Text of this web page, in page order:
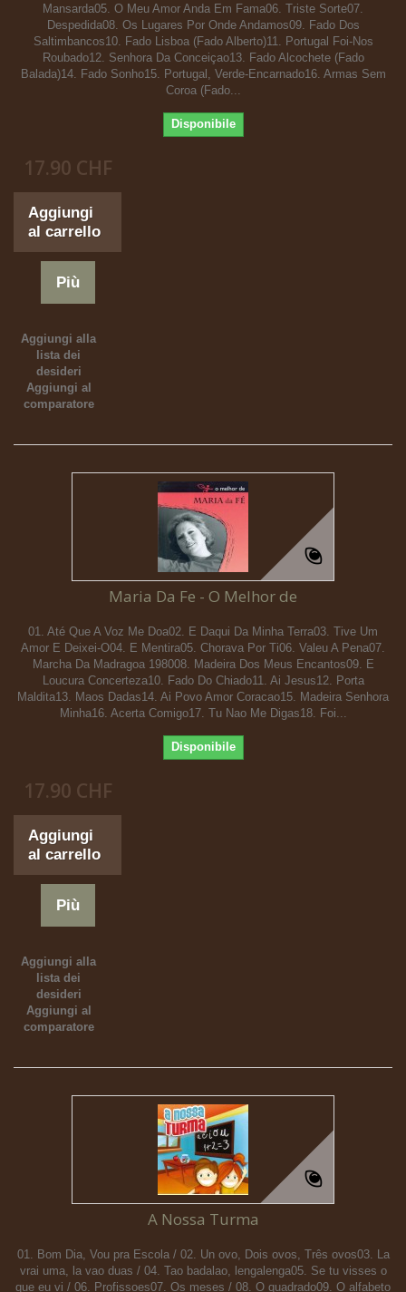
Mansarda05. O Meu Amor Anda Em Fama06. Triste Sorte07.
Despedida08. Os Lugares Por Onde Andamos09. Fado Dos
Saltimbancos10. Fado Lisboa (Fado Alberto)11. Portugal Foi-Nos
Roubado12. Senhora Da Conceiçao13. Fado Alcochete (Fado
Balada)14. Fado Sonho15. Portugal, Verde-Encarnado16. Armas Sem
Coroa (Fado...
Disponibile
17.90 CHF
Aggiungi
al carrello
Più
Aggiungi alla
lista dei
desideri
Aggiungi al
comparatore
Maria Da Fe - O Melhor de
01. Até Que A Voz Me Doa02. E Daqui Da Minha Terra03. Tive Um
Amor E Deixei-O04. E Mentira05. Chorava Por Ti06. Valeu A Pena07.
Marcha Da Madragoa 198008. Madeira Dos Meus Encantos09. E
Loucura Concerteza10. Fado Do Chiado11. Ai Jesus12. Porta
Maldita13. Maos Dadas14. Ai Povo Amor Coracao15. Madeira Senhora
Minha16. Acerta Comigo17. Tu Nao Me Digas18. Foi...
Disponibile
17.90 CHF
Aggiungi
al carrello
Più
Aggiungi alla
lista dei
desideri
Aggiungi al
comparatore
A Nossa Turma
01. Bom Dia, Vou pra Escola / 02. Un ovo, Dois ovos, Três ovos03. La
vrai uma, la vao duas / 04. Tao badalao, lengalenga05. Se tu visses o
que eu vi / 06. Profissoes07. Os meses / 08. O quadrado09. O alfabeto